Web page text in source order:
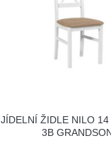
JÍDELNÍ ŽIDLE NILO
3B